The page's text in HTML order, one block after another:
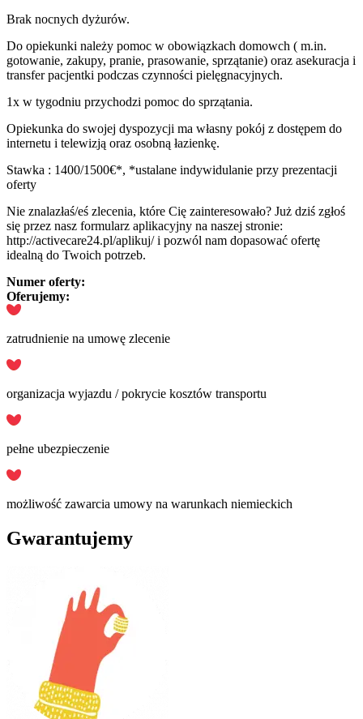
Brak nocnych dyżurów.
Do opiekunki należy pomoc w obowiązkach domowch ( m.in.
gotowanie, zakupy, pranie, prasowanie, sprzątanie) oraz asekuracja i
transfer pacjentki podczas czynności pielęgnacyjnych.
1x w tygodniu przychodzi pomoc do sprzątania.
Opiekunka do swojej dyspozycji ma własny pokój z dostępem do
internetu i telewizją oraz osobną łazienkę.
Stawka : 1400/1500€*, *ustalane indywidulanie przy prezentacji
oferty
Nie znalazłaś/eś zlecenia, które Cię zainteresowało? Już dziś zgłoś
się przez nasz formularz aplikacyjny na naszej stronie:
http://activecare24.pl/aplikuj/ i pozwól nam dopasować ofertę
idealną do Twoich potrzeb.
Numer oferty:
Oferujemy:
zatrudnienie na umowę zlecenie
organizacja wyjazdu / pokrycie kosztów transportu
pełne ubezpieczenie
możliwość zawarcia umowy na warunkach niemieckich
Gwarantujemy